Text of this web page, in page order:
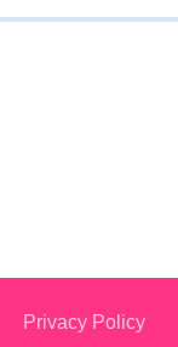
Privacy Policy